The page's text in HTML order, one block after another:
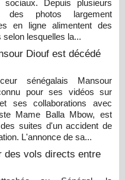
sociaux. Depuis plusieurs
des photos largement
en ligne alimentent des
selon lesquelles la...
Diouf est décédé
sénégalais Mansour
pour ses vidéos sur
ses collaborations avec
Mame Balla Mbow, est
suites d'un accident de
L'annonce de sa...
des vols directs entre